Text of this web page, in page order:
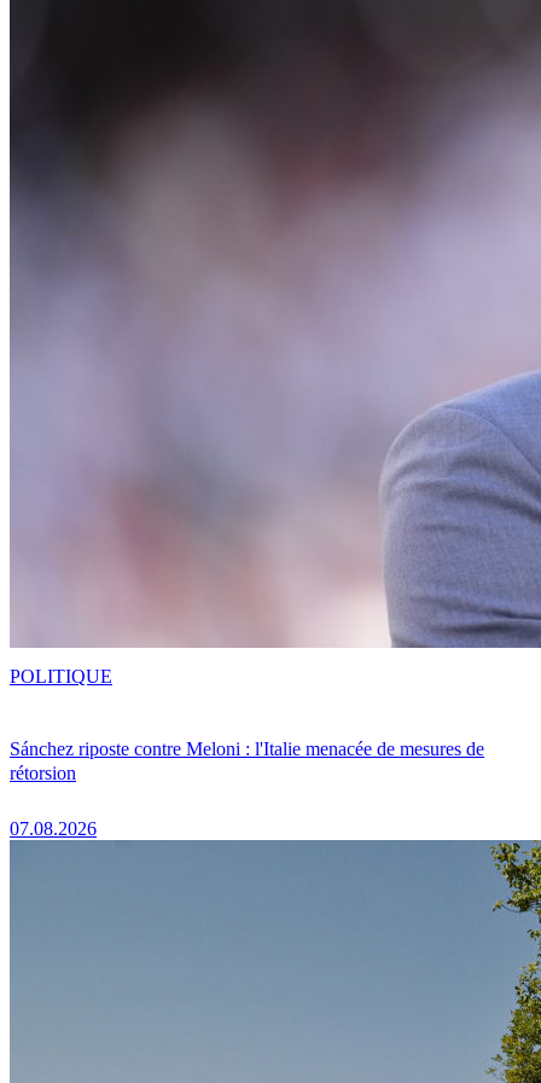
Sánchez riposte contre Meloni : l'Italie menacée de mesures de
rétorsion
07.08.2026
POLITIQUE